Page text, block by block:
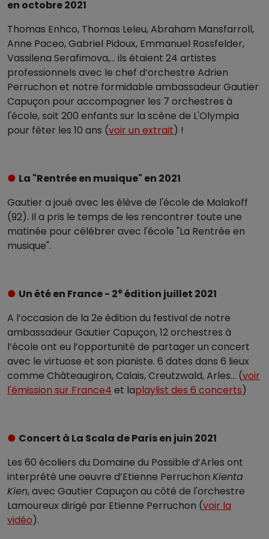
en octobre 2021
Thomas Enhco, Thomas Leleu, Abraham Mansfarroll,
Anne Paceo, Gabriel Pidoux, Emmanuel Rossfelder,
Vassilena Serafimova,... ils étaient 24 artistes
professionnels avec le chef d’orchestre Adrien
Perruchon et notre formidable ambassadeur Gautier
Capuçon pour accompagner les 7 orchestres à
l'école, soit 200 enfants sur la scène de L'Olympia
pour fêter les 10 ans (voir un extrait) !
● La "Rentrée en musique" en 2021
Gautier a joué avec les élève de l'école de Malakoff
(92). Il a pris le temps de les rencontrer toute une
matinée pour célébrer avec l'école "La Rentrée en
musique".
● Un été en France - 2eédition juillet 2021
A l’occasion de la 2e édition du festival de notre
ambassadeur Gautier Capuçon, 12 orchestres à
l’école ont eu l’opportunité de partager un concert
avec le virtuose et son pianiste. 6 dates dans 6 lieux
comme Châteaugiron, Calais, Creutzwald, Arles... (voir
l'émission sur France4 et laplaylist des 6 concerts)
● Concert à La Scala de Paris en juin 2021
Les 60 écoliers du Domaine du Possible d’Arles ont
interprété une oeuvre d’Etienne Perruchon Kienta
Kien, avec Gautier Capuçon au côté de l'orchestre
Lamoureux dirigé par Etienne Perruchon (voir la
vidéo).